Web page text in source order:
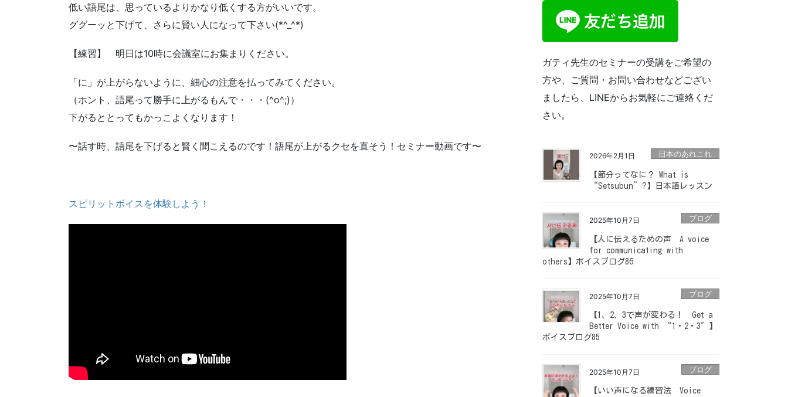
低い語尾は、思っているよりかなり低くする方がいいです。
ググーッと下げて、さらに賢い人になって下さい(*^_^*)
【練習】 明日は10時に会議室にお集まりください。
「に」が上がらないように、細心の注意を払ってみてください。
（ホント、語尾って勝手に上がるもんで・・・(^o^;)）
下がるととってもかっこよくなります！
〜話す時、語尾を下げると賢く聞こえるのです！語尾が上がるクセを直そう！セミナー動画です〜
スピリットボイスを体験しよう！
ガティ先生のセミナーの受講をご希望の
方や、ご質問・お問い合わせなどござい
ましたら、LINEからお気軽にご連絡くだ
さい。
2026年2月1日 日本のあれこれ
【節分ってなに？ What is
“Setsubun”?】日本語レッスン
2025年10月7日 ブログ
【人に伝えるための声 A voice
for communicating with
others】ボイスブログ86
2025年10月7日 ブログ
【1、2、3で声が変わる！ Get a
Better Voice with “1・2・3″】
ボイスブログ85
2025年10月7日 ブログ
【いい声になる練習法 Voice